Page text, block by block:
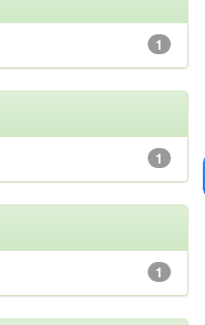
1
1
1